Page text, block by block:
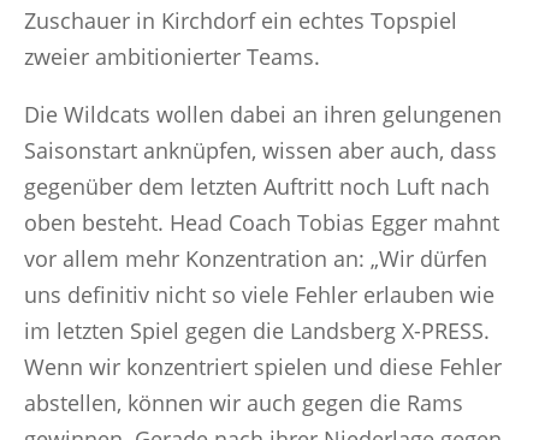
Zuschauer in Kirchdorf ein echtes Topspiel
zweier ambitionierter Teams.
Die Wildcats wollen dabei an ihren gelungenen
Saisonstart anknüpfen, wissen aber auch, dass
gegenüber dem letzten Auftritt noch Luft nach
oben besteht. Head Coach Tobias Egger mahnt
vor allem mehr Konzentration an: „Wir dürfen
uns definitiv nicht so viele Fehler erlauben wie
im letzten Spiel gegen die Landsberg X-PRESS.
Wenn wir konzentriert spielen und diese Fehler
abstellen, können wir auch gegen die Rams